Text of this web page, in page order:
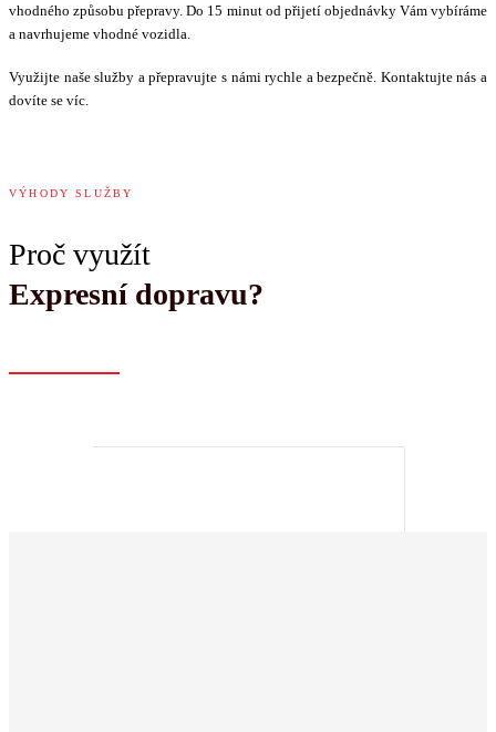
vhodného způsobu přepravy. Do 15 minut od přijetí objednávky Vám vybíráme
a navrhujeme vhodné vozidla.
Využijte naše služby a přepravujte s námi rychle a bezpečně. Kontaktujte nás a
dovíte se víc.
VÝHODY SLUŽBY
Proč využít
Expresní dopravu?